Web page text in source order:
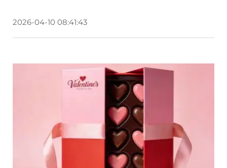
2026-04-10 08:41:43